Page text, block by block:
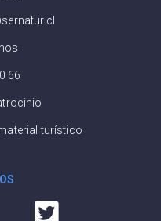
66
turístico